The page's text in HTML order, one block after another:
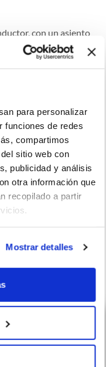
para personalizar
funciones de redes
compartimos
sitio web con
publicidad y análisis
otra información que
recopilado a partir
Mostrar detalles
con un asiento
en general
con el vehículo
ha sido
y tiene solo
4s Última
Qashqai